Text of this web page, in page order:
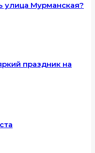
улица Мурманская?
праздник на